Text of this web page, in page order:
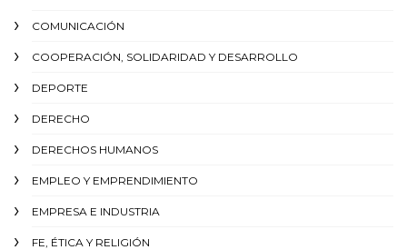
COMUNICACIÓN
COOPERACIÓN, SOLIDARIDAD Y DESARROLLO
DEPORTE
DERECHO
DERECHOS HUMANOS
EMPLEO Y EMPRENDIMIENTO
EMPRESA E INDUSTRIA
FE, ÉTICA Y RELIGIÓN